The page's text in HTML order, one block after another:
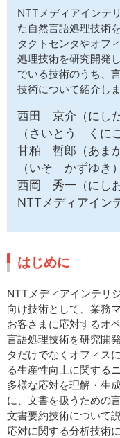
NTTメディアインテ
た自然言語処理技術
タクトセンタやオフ
処理技術を研究開発
でいる技術のうち、
技術について紹介しま
西田 京介（に
（さいとう くにこ
甘粕 哲郎（あ
（いそ かずゆき）
西岡 秀一（にし
NTTメディアイン
はじめに
NTTメディアインテリ
向け技術として、業務
お客さまに応対するオ
言語処理技術を研究開
タだけでなくオフィス
る生産性向上に関する
多様な応対を理解・生
に、文書を扱うための
文書要約技術について
応対に関する分析技術